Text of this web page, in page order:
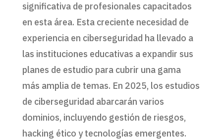
significativa de profesionales capacitados
en esta área. Esta creciente necesidad de
experiencia en ciberseguridad ha llevado a
las instituciones educativas a expandir sus
planes de estudio para cubrir una gama
más amplia de temas. En 2025, los estudios
de ciberseguridad abarcarán varios
dominios, incluyendo gestión de riesgos,
hacking ético y tecnologías emergentes.